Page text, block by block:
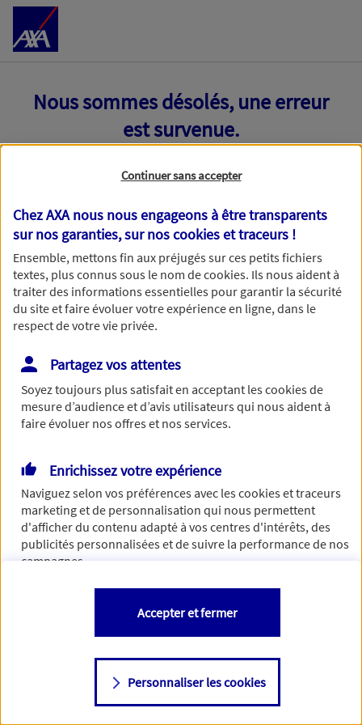
Accéder au Contenu
Nous sommes désolés, une erreur
est survenue.
Toutes nos excuses, une erreur technique nous empêche
de traiter votre demande. N'hésitez pas à rafraichir ce
formulaire dans quelques minutes.
Si besoin, vous pouvez nous joindre via notre page de
contact.
> Nous contacter
Continuer sans accepter
Chez AXA nous nous engageons à être transparents
sur nos garanties, sur noscookies et traceurs !
Ensemble, mettons fin aux préjugés sur ces petits fichiers
textes, plus connus sous le nom decookies. Ils nous aident à
traiter des informations essentielles pour garantir la sécurité
du site et faire évoluer votre expérience en ligne, dans le
respect de votre vie privée.
Partagez vos attentes
Soyez toujours plus satisfait en acceptant lescookiesde
mesure d’audience et d’avis utilisateurs qui nous aident à
faire évoluer nos offres et nos services.
Enrichissez votre expérience
Naviguez selon vos préférences avec lescookies et traceurs
marketing et de personnalisation qui nous permettent
d'afficher du contenu adapté à vos centres d'intérêts, des
publicités personnalisées et de suivre la performance de nos
campagnes.
Vous êtes libre de les accepter, de les refuser comme de
changer d'avis à tout moment en allant sur
Consulter notre politique decookies
Personnaliser les cookies
Accepter et fermer